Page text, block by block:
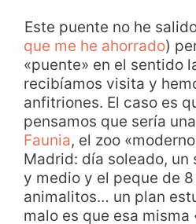
Este puente no he
que me he ahorrado)
«puente» en el sentido
recibíamos visita y
anfitriones. El caso es
pensamos que sería
Faunia, el zoo
Madrid: día soleado, un
y medio y el peque de
animalitos… un plan
malo es que esa misma